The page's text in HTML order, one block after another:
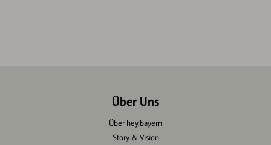
Über Uns
Über hey.bayern
Story & Vision